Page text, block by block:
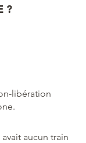
?
libération
aucun train